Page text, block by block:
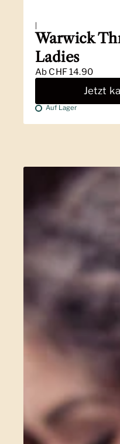
|
Warwick
Ladies
Ab CHF 14.90
Jetzt
Auf Lager